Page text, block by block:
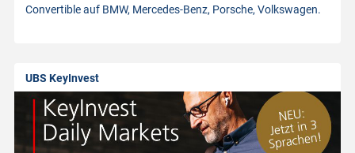
s
Convertible auf BMW, Mercedes-Benz, Porsche, Volkswagen.
UBS KeyInvest